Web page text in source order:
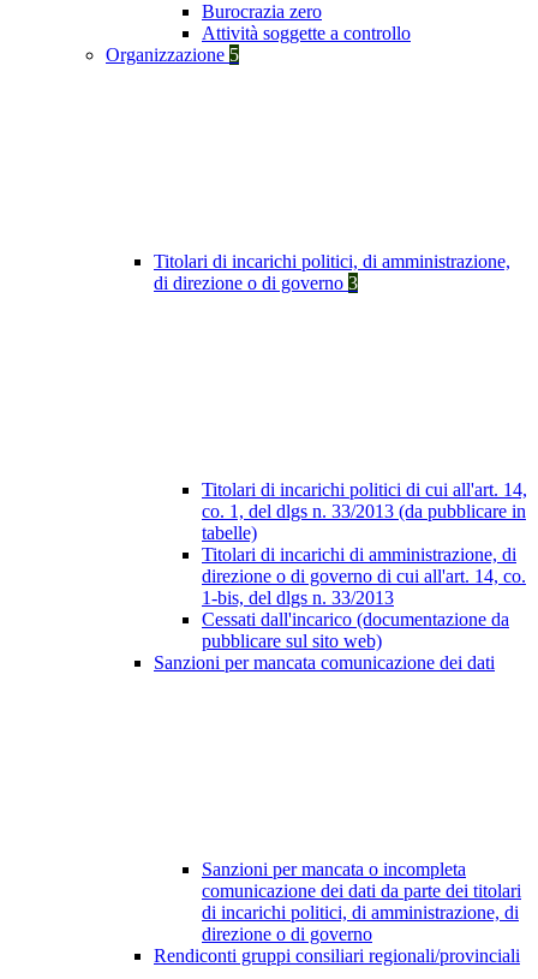
Burocrazia zero
Attività soggette a controllo
Organizzazione 5
Titolari di incarichi politici, di amministrazione,
di direzione o di governo 3
Titolari di incarichi politici di cui all'art. 14,
co. 1, del dlgs n. 33/2013 (da pubblicare in
tabelle)
Titolari di incarichi di amministrazione, di
direzione o di governo di cui all'art. 14, co.
1-bis, del dlgs n. 33/2013
Cessati dall'incarico (documentazione da
pubblicare sul sito web)
Sanzioni per mancata comunicazione dei dati
Sanzioni per mancata o incompleta
comunicazione dei dati da parte dei titolari
di incarichi politici, di amministrazione, di
direzione o di governo
Rendiconti gruppi consiliari regionali/provinciali